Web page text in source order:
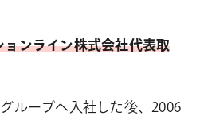
ンライン株式会社代表取
ループへ入社した後、2006